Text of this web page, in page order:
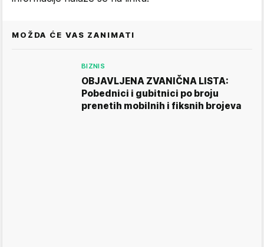
MOŽDA ĆE VAS ZANIMATI
BIZNIS
OBJAVLJENA ZVANIČNA LISTA:
Pobednici i gubitnici po broju
prenetih mobilnih i fiksnih brojeva